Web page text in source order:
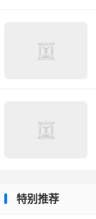
特别推荐